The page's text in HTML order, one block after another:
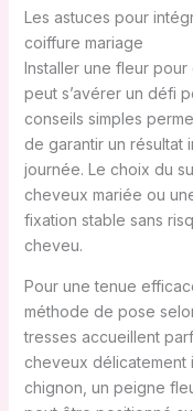
Les astuces pour
coiffure mariage
Installer une fleur
peut s’avérer un défi
conseils simples
de garantir un résultat
journée. Le choix du
cheveux mariée ou
fixation stable sans
cheveu.
Pour une tenue
méthode de pose
tresses accueillent
cheveux délicatement
chignon, un peigne